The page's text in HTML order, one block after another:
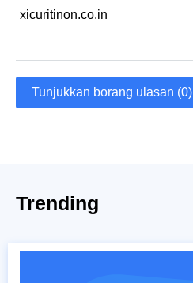
xicuritinon.co.in
Tunjukkan borang ulasan (0)
Trending